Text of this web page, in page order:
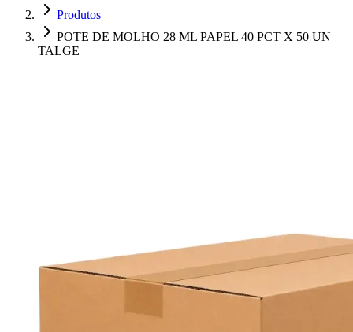
Produtos
POTE DE MOLHO 28 ML PAPEL 40 PCT X 50 UN
TALGE